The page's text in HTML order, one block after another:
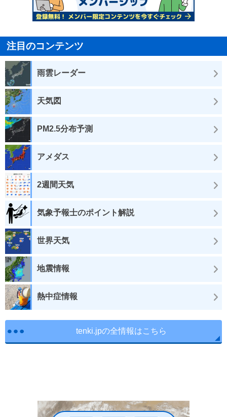
注目のコンテンツ
雨雲レーダー
天気図
PM2.5分布予測
アメダス
2週間天気
気象予報士のポイント解説
世界天気
地震情報
熱中症情報
tenki.jpの全情報はこちら